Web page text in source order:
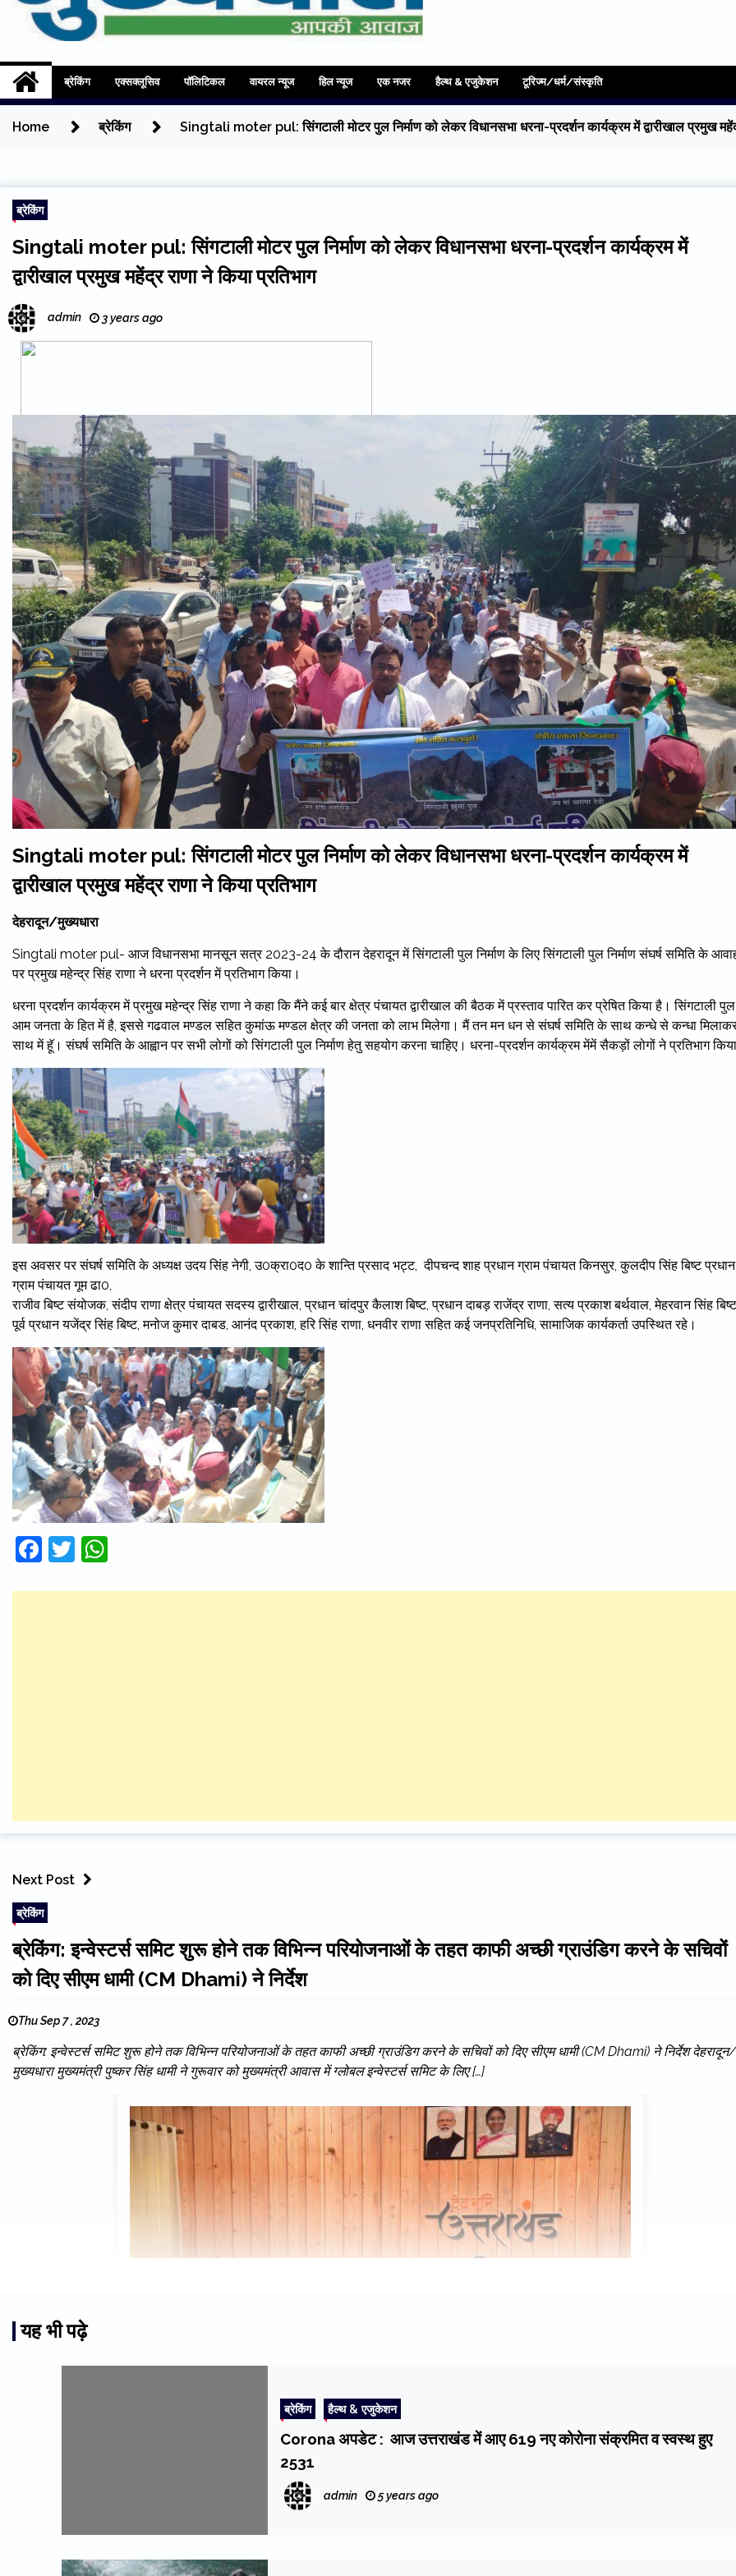
Mukhyadhara
Aapki Aawaz
ब्रेकिंग एक्सक्लूसिव पॉलिटिकल वायरल न्यूज हिल न्यूज एक नजर हैल्थ & एजुकेशन टूरिज्म/धर्म/संस्कृति
Home ब्रेकिंग Singtali moter pul: सिंगटाली मोटर पुल निर्माण को लेकर विधानसभा धरना-प्रदर्शन कार्यक्रम में द्वारीखाल प्रमुख
ब्रेकिंग
Singtali moter pul: सिंगटाली मोटर पुल निर्माण को लेकर विधानसभा धरना-प्रदर्शन कार्यक्रम में
द्वारीखाल प्रमुख महेंद्र राणा ने किया प्रतिभाग
admin 3 years ago
Singtali moter pul: सिंगटाली मोटर पुल निर्माण को लेकर विधानसभा धरना-प्रदर्शन कार्यक्रम में
द्वारीखाल प्रमुख महेंद्र राणा ने किया प्रतिभाग
देहरादून/मुख्यधारा
Singtali moter pul- आज विधानसभा मानसून सत्र 2023-24 के दौरान देहरादून में सिंगटाली पुल निर्माण के लिए सिंगटाली पुल निर्माण संघर्ष समिति के
पर प्रमुख महेन्द्र सिंह राणा ने धरना प्रदर्शन में प्रतिभाग किया।
धरना प्रदर्शन कार्यक्रम में प्रमुख महेन्द्र सिंह राणा ने कहा कि मैंने कई बार क्षेत्र पंचायत द्वारीखाल की बैठक में प्रस्ताव पारित कर प्रेषित किया है। सिंगटाली पुल
आम जनता के हित में है, इससे गढवाल मण्डल सहित कुमांऊ मण्डल क्षेत्र की जनता को लाभ मिलेगा। मैं तन मन धन से संघर्ष समिति के साथ कन्धे से कन्धा
साथ में हॅू। संघर्ष समिति के आह्वान पर सभी लोगों को सिंगटाली पुल निर्माण हेतु सहयोग करना चाहिए। धरना-प्रदर्शन कार्यक्रम मेंमें सैकड़ों लोगों ने प्रतिभाग
इस अवसर पर संघर्ष समिति के अध्यक्ष उदय सिंह नेगी, उ0क्रा0द0 के शान्ति प्रसाद भट्ट, दीपचन्द शाह प्रधान ग्राम पंचायत किनसुर, कुलदीप सिंह बिष्ट प्रधान
ग्राम पंचायत गूम ढा0,
राजीव बिष्ट संयोजक, संदीप राणा क्षेत्र पंचायत सदस्य द्वारीखाल, प्रधान चांदपुर कैलाश बिष्ट, प्रधान दाबड़ राजेंद्र राणा, सत्य प्रकाश बर्थवाल, मेहरवान सिंह
पूर्व प्रधान यजेंद्र सिंह बिष्ट, मनोज कुमार दाबड, आनंद प्रकाश, हरि सिंह राणा, धनवीर राणा सहित कई जनप्रतिनिधि, सामाजिक कार्यकर्ता उपस्थित रहे।
Facebook
Twitter
Next Post
ब्रेकिंग
ब्रेकिंग: इन्वेस्टर्स समिट शुरू होने तक विभिन्न परियोजनाओं के तहत काफी अच्छी ग्राउंडिग करने के सचिवों
को दिए सीएम धामी (CM Dhami) ने निर्देश
Thu Sep 7 , 2023
ब्रेकिंग: इन्वेस्टर्स समिट शुरू होने तक विभिन्न परियोजनाओं के तहत काफी अच्छी ग्राउंडिग करने के सचिवों को दिए सीएम धामी (CM Dhami) ने निर्देश देहरादून/
मुख्यधारा मुख्यमंत्री पुष्कर सिंह धामी ने गुरूवार को मुख्यमंत्री आवास में ग्लोबल इन्वेस्टर्स समिट के लिए […]
यह भी पढ़े
ब्रेकिंग हैल्थ & एजुकेशन
Corona अपडेट : आज उत्तराखंड में आए 619 नए कोरोना संक्रमित व स्वस्थ हुए
2531
admin 5 years ago